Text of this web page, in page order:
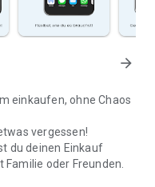
arrow_forward
einkaufen, ohne Chaos
vergessen!
du deinen Einkauf
oder Freunden.